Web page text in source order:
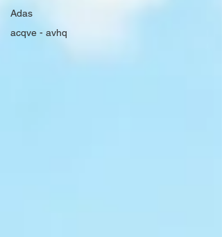
Adas
acqve - avhq